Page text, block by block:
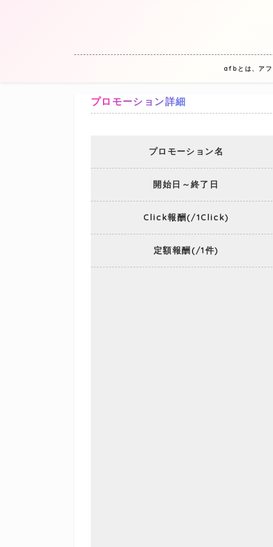
afbとは、アフ
プロモーション詳細
プロモーション名
開始日～終了日
Click報酬(/1Click)
定額報酬(/1件)